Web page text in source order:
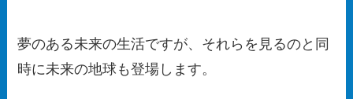
夢のある未来の生活ですが、それらを見るのと同
時に未来の地球も登場します。